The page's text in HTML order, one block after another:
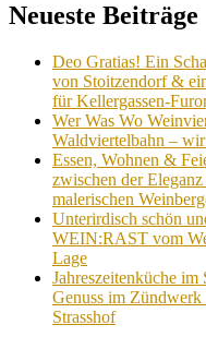
Neueste Beiträge
Deo Gratias! Ein
von Stoitzendorf &
für Kellergassen-
Wer Was Wo
Waldviertelbahn –
Essen, Wohnen &
zwischen der
malerischen
Unterirdisch schön
WEIN:RAST vom
Lage
Jahreszeitenküche
Genuss im
Strasshof